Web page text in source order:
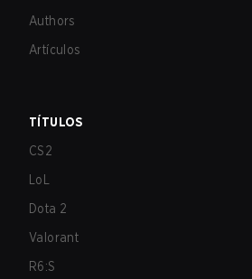
Authors
Artículos
TÍTULOS
CS2
LoL
Dota 2
Valorant
R6:S